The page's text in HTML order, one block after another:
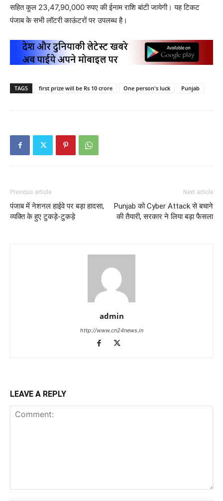
सहित कुल 23,47,90,000 रुपए की ईनाम राशि बांटी जायेगी। यह टिकट
पंजाब के सभी लॉटरी काऊंटरों पर उपलब्ध है।
TAGS first prize will be Rs 10 crore One person's luck Punjab
Previous article
पंजाब में नेशनल हाईवे पर बड़ा हादसा,
व्यक्ति के हुए टुकड़े-टुकड़े
Next article
Punjab को Cyber Attack से बचाने
की तैयारी, सरकार ने लिया बड़ा फैसला
admin
http://www.cn24news.in
LEAVE A REPLY